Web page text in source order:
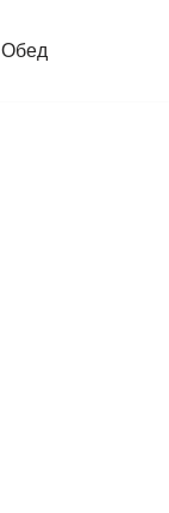
Обед